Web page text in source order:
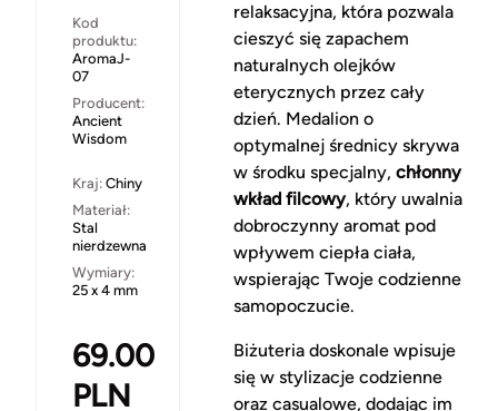
Kod
produktu:
AromaJ-
07
Producent:
Ancient
Wisdom
Kraj: Chiny
Materiał:
Stal
nierdzewna
Wymiary:
25 x 4 mm
69.00
PLN
relaksacyjna, która pozwala
cieszyć się zapachem
naturalnych olejków
eterycznych przez cały
dzień. Medalion o
optymalnej średnicy skrywa
w środku specjalny, chłonny
wkład filcowy, który uwalnia
dobroczynny aromat pod
wpływem ciepła ciała,
wspierając Twoje codzienne
samopoczucie.
Biżuteria doskonale wpisuje
się w stylizacje codzienne
oraz casualowe, dodając im